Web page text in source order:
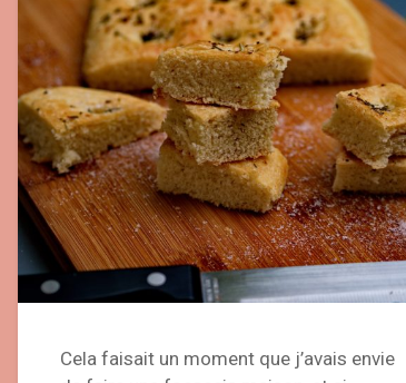
Cela faisait un moment que j’avais envie